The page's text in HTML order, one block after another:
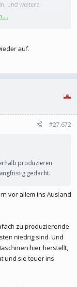
und weitere
enger
so einfach
weg) etc.
gönnen
eierschaukeln
nicht vorhanden,
nach Brüssel
auf.
#27.672
produzieren
gedacht.
vor allem ins Ausland
zu produzierende
niedrig sind. Und
hier herstellt,
und sie teuer ins